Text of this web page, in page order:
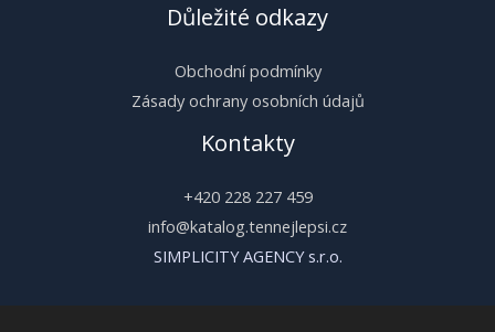
Důležité odkazy
Obchodní podmínky
Zásady ochrany osobních údajů
Kontakty
+420 228 227 459
info@katalog.tennejlepsi.cz
SIMPLICITY AGENCY s.r.o.